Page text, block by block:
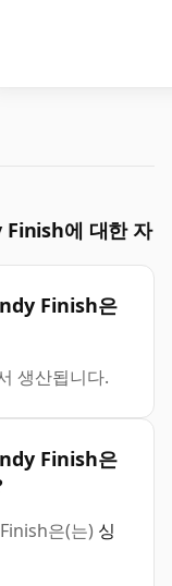
에 대한 자
Finish은
생산됩니다.
Finish은
은(는) 싱